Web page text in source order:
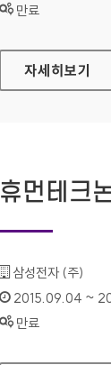
상태 :
만료
대전광역시시
자세히보기
휴먼테크
기관명 :
삼성전자 (주)
인증기간 :
2015.09.04 ~
상태 :
만료